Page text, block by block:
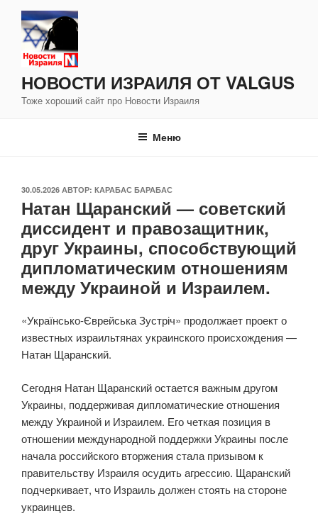
Перейти
содержимому
НОВОСТИ ИЗРАИЛЯ ОТ VALGUS
Тоже хороший сайт про Новости Израиля
Меню
ОПУБЛИКОВАНО
30.05.2026 АВТОР: КАРАБАС БАРАБАС
Натан Щаранский — советский
диссидент и правозащитник,
друг Украины, способствующий
дипломатическим отношениям
между Украиной и Израилем.
«Українсько-Єврейська Зустріч» продолжает проект о
известных израильтянах украинского происхождения —
Натан Щаранский.
Сегодня Натан Щаранский остается важным другом
Украины, поддерживая дипломатические отношения
между Украиной и Израилем. Его четкая позиция в
отношении международной поддержки Украины после
начала российского вторжения стала призывом к
правительству Израиля осудить агрессию. Щаранский
подчеркивает, что Израиль должен стоять на стороне
украинцев.